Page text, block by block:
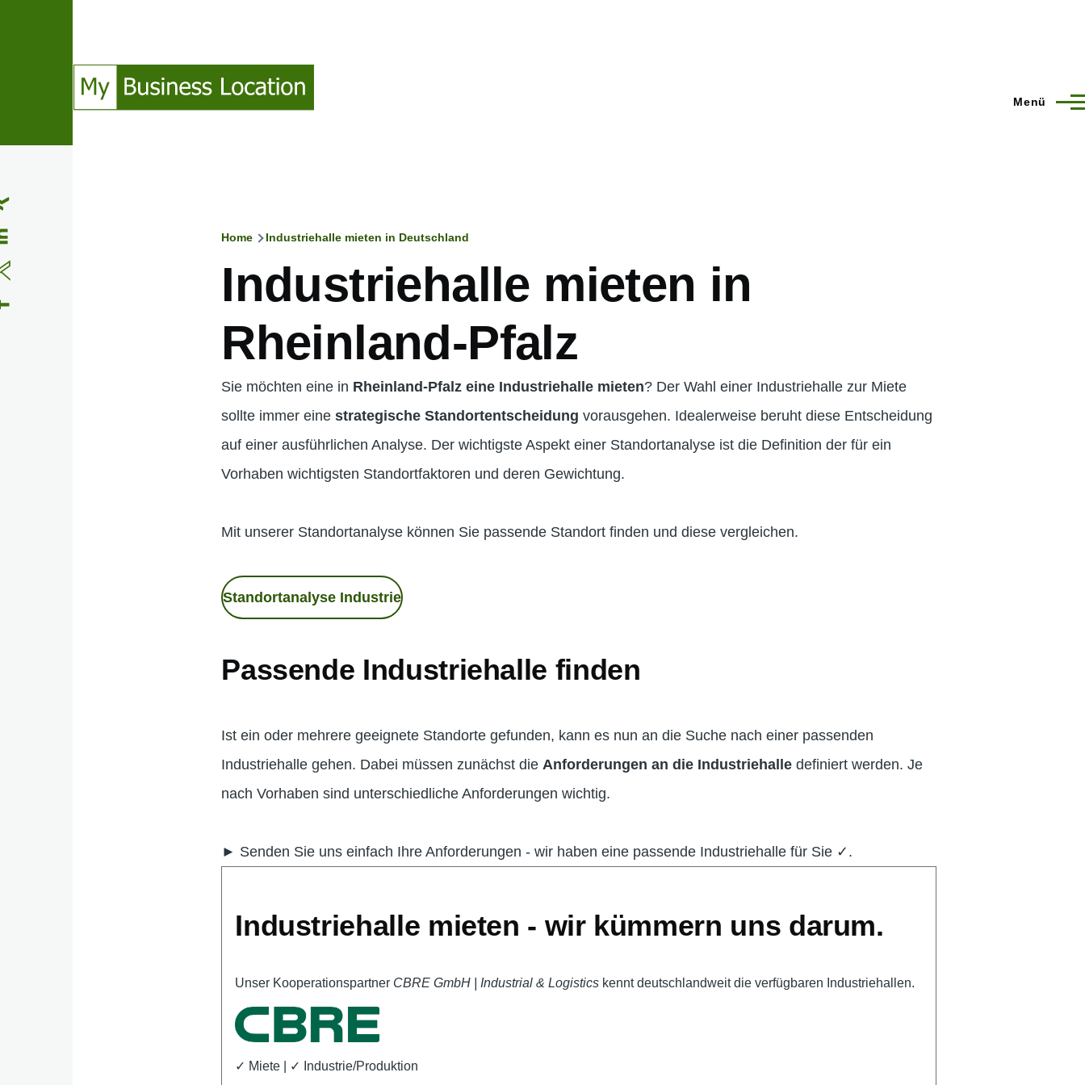
Menü
Home Industriehalle mieten in Deutschland
Industriehalle mieten in
Rheinland-Pfalz
Sie möchten eine in Rheinland-Pfalz eine Industriehalle mieten? Der Wahl einer Industriehalle zur Miete
sollte immer einestrategische Standortentscheidung vorausgehen. Idealerweise beruht diese Entscheidung
auf einer ausführlichen Analyse. Der wichtigste Aspekt einer Standortanalyse ist die Definition der für ein
Vorhaben wichtigsten Standortfaktoren und deren Gewichtung.
Mit unserer Standortanalyse können Sie passende Standort finden und diese vergleichen.
Standortanalyse Industrie
Passende Industriehalle finden
Ist ein oder mehrere geeignete Standorte gefunden, kann es nun an die Suche nach einer passenden
Industriehalle gehen. Dabei müssen zunächst dieAnforderungen an die Industriehalle definiert werden. Je
nach Vorhaben sind unterschiedliche Anforderungen wichtig.
► Senden Sie uns einfach Ihre Anforderungen - wir haben eine passende Industriehalle für Sie ✓.
Industriehalle mieten - wir kümmern uns darum.
Unser Kooperationspartner CBRE GmbH | Industrial & Logistics kennt deutschlandweit die verfügbaren Industriehallen.
✓ Miete | ✓ Industrie/Produktion
(Opens in a new window)
(Opens in a new window)
(Opens in a new window)
(Opens in a new window)